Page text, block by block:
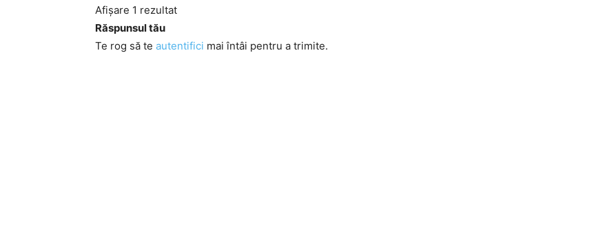
Afișare 1 rezultat
Răspunsul tău
Te rog să te autentifici mai întâi pentru a trimite.